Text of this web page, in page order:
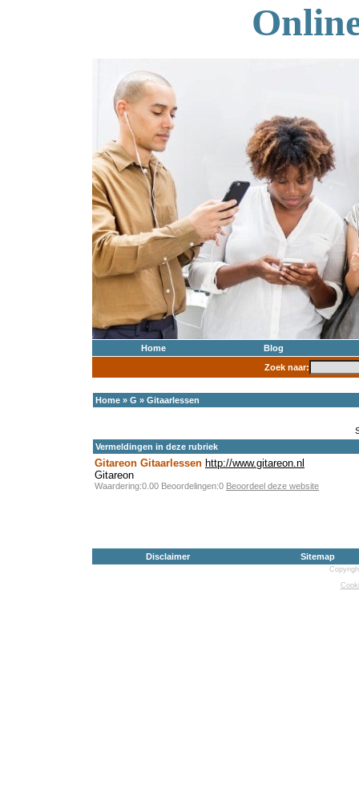
Home
Blog
Zoek naar:
Home » G » Gitaarlessen
Vermeldingen in deze rubriek
Gitareon Gitaarlessen http://www.gitareon.nl
Gitareon
Waardering:0.00 Beoordelingen:0 Beoordeel deze website
Disclaimer Sitemap